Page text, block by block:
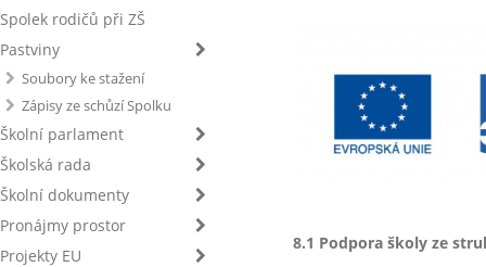
Spolek rodičů při ZŠ
Pastviny
Soubory ke stažení
Zápisy ze schůzí Spolku
Školní parlament
Školská rada
Školní dokumenty
Pronájmy prostor
Projekty EU
8.1 Podpora školy ze